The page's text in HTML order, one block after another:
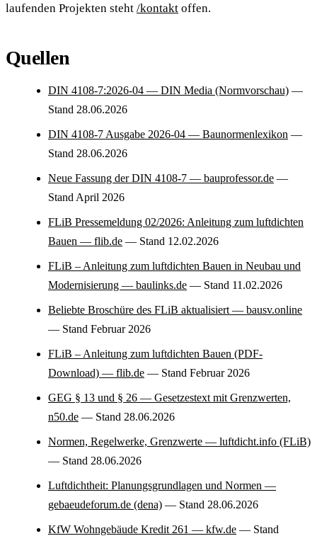
laufenden Projekten steht /kontakt offen.
Quellen
DIN 4108-7:2026-04 — DIN Media (Normvorschau) —
Stand 28.06.2026
DIN 4108-7 Ausgabe 2026-04 — Baunormenlexikon —
Stand 28.06.2026
Neue Fassung der DIN 4108-7 — bauprofessor.de —
Stand April 2026
FLiB Pressemeldung 02/2026: Anleitung zum luftdichten
Bauen — flib.de — Stand 12.02.2026
FLiB – Anleitung zum luftdichten Bauen in Neubau und
Modernisierung — baulinks.de — Stand 11.02.2026
Beliebte Broschüre des FLiB aktualisiert — bausv.online
— Stand Februar 2026
FLiB – Anleitung zum luftdichten Bauen (PDF-
Download) — flib.de — Stand Februar 2026
GEG § 13 und § 26 — Gesetzestext mit Grenzwerten,
n50.de — Stand 28.06.2026
Normen, Regelwerke, Grenzwerte — luftdicht.info (FLiB)
— Stand 28.06.2026
Luftdichtheit: Planungsgrundlagen und Normen —
gebaeudeforum.de (dena) — Stand 28.06.2026
KfW Wohngebäude Kredit 261 — kfw.de — Stand